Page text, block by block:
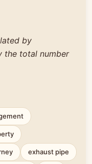
by
the total number
exhaust pipe